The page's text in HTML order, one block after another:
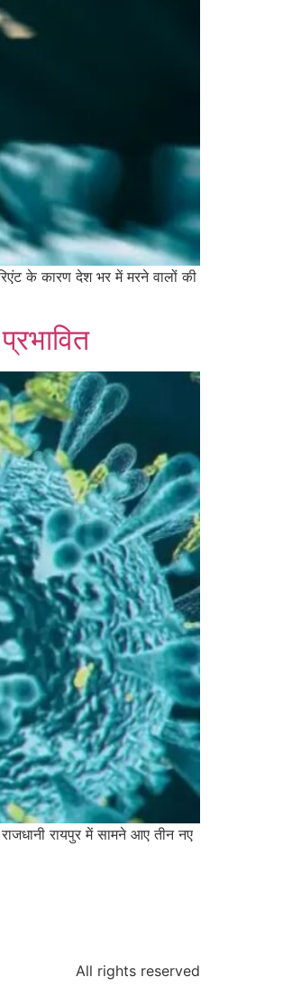
के कारण देश भर में मरने वालों की
रायपुर में सामने आए तीन नए
All rights reserved